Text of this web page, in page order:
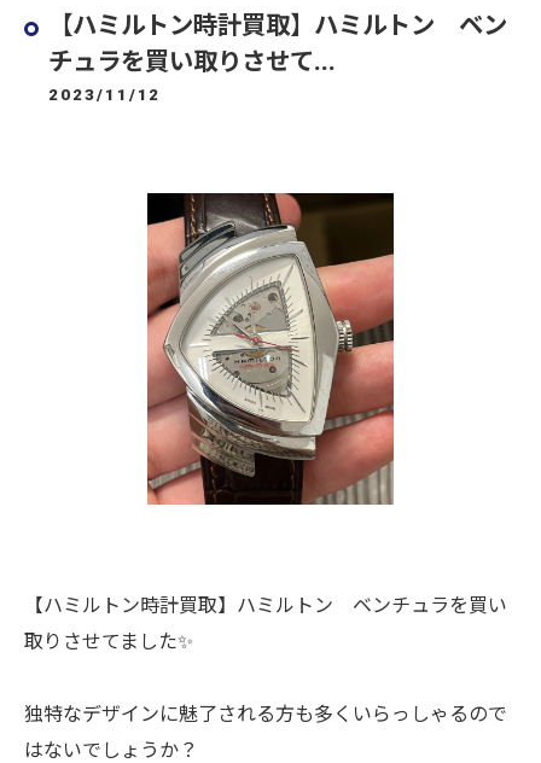
【ハミルトン時計買取】ハミルトン ベン
チュラを買い取りさせて...
2023/11/12
【ハミルトン時計買取】ハミルトン ベンチュラを買い
取りさせてました✨
独特なデザインに魅了される方も多くいらっしゃるので
はないでしょうか？